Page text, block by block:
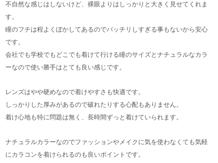
不自然な感じはしないけど、裸眼よりはしっかりと大きく見せてくれま
す。
瞳のフチは程よくぼかしてあるのでパッチリしすぎる事もないから安心
です。
会社でも学校でもどこでも着けて行ける瞳のサイズとナチュラルなカラ
ーなので使い勝手はとても良い感じです。
レンズはやや硬めなので着けやすさも快適です。
しっかりした厚みがあるので破れたりする心配もありません。
着け心地も特に問題は無く、長時間ずっと着けていられます。
ナチュラルカラーなのでファッションやメイクに気を使わなくても気軽
にカラコンを着けられるのも良いポイントです。